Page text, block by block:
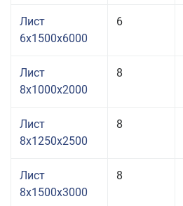
Лист
6x1500x6000
6
Лист
8x1000x2000
8
Лист
8x1250x2500
8
Лист
8x1500x3000
8